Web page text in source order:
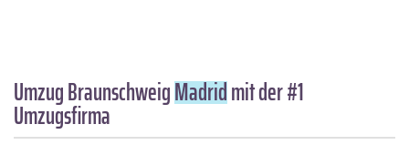
Umzug BraunschweigMadridmit der #1
Umzugsfirma